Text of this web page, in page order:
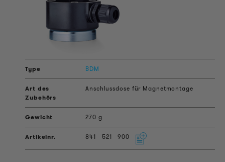
BDM
Anschlussdose für Magnetmontage
270 g
841 521 900